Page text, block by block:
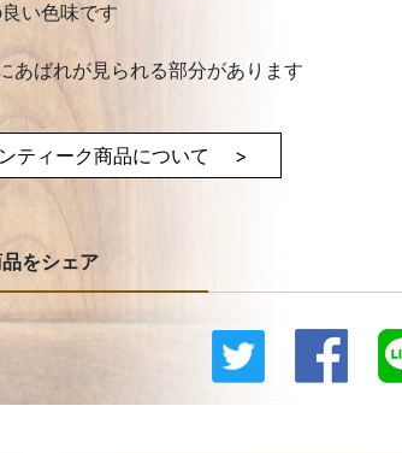
い色味です
あばれが見られる部分があります
ティーク商品について >
をシェア